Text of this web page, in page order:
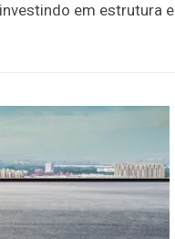
em estrutura e